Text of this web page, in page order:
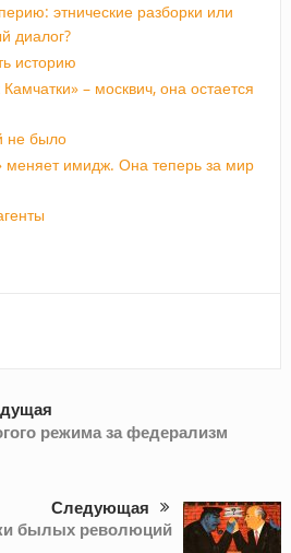
этнические разборки или
диалог?
историю
– москвич, она остается
не было
меняет имидж. Она теперь за мир
режима за федерализм
Следующая
былых революций